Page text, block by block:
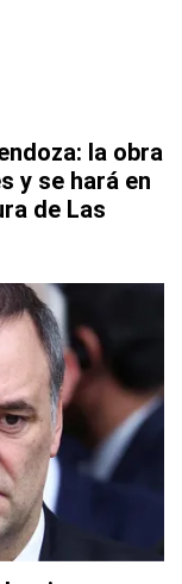
la obra
y se hará en
de Las